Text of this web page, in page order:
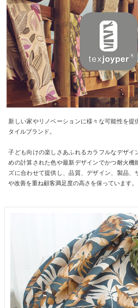
新しい家やリノベーションに様々な可能性を提
タイルブランド。
子ども向けの楽しさあふれるカラフルなデザイ
めの計算された色や最新デザインでかつ耐火機
ズに合わせて提供し、品質、デザイン、製品、
や改善を重ね顧客満足度の高さを保っています。